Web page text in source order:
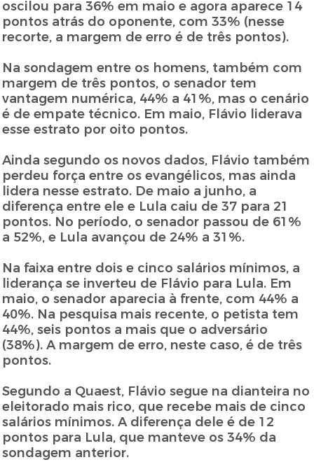
oscilou para 36% em maio e agora aparece 14
pontos atrás do oponente, com 33% (nesse
recorte, a margem de erro é de três pontos).
Na sondagem entre os homens, também com
margem de três pontos, o senador tem
vantagem numérica, 44% a 41%, mas o cenário
é de empate técnico. Em maio, Flávio liderava
esse estrato por oito pontos.
Ainda segundo os novos dados, Flávio também
perdeu força entre os evangélicos, mas ainda
lidera nesse estrato. De maio a junho, a
diferença entre ele e Lula caiu de 37 para 21
pontos. No período, o senador passou de 61%
a 52%, e Lula avançou de 24% a 31%.
Na faixa entre dois e cinco salários mínimos, a
liderança se inverteu de Flávio para Lula. Em
maio, o senador aparecia à frente, com 44% a
40%. Na pesquisa mais recente, o petista tem
44%, seis pontos a mais que o adversário
(38%). A margem de erro, neste caso, é de três
pontos.
Segundo a Quaest, Flávio segue na dianteira no
eleitorado mais rico, que recebe mais de cinco
salários mínimos. A diferença dele é de 12
pontos para Lula, que manteve os 34% da
sondagem anterior.